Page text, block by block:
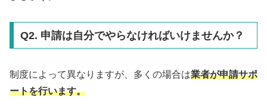
Q2. 申請は自分でやらなければいけませんか？
制度によって異なりますが、多くの場合は業者が申請サポ
ートを行います。